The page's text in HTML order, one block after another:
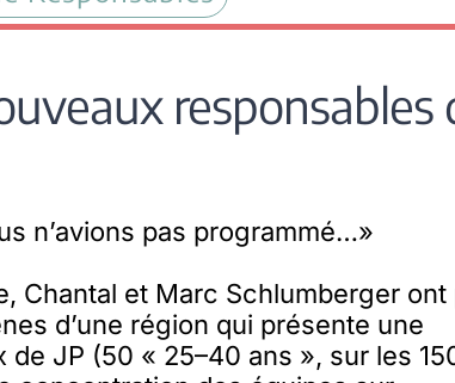
responsables
n’avions pas programmé…»
Chantal et Marc Schlumberger ont
d’une région qui présente une
JP (50 « 25–40 ans », sur les